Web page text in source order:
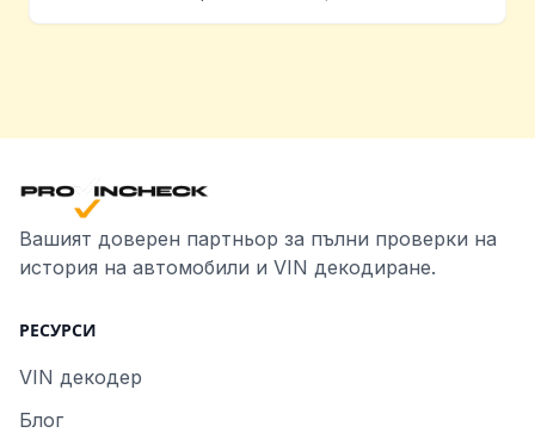
Вашият доверен партньор за пълни проверки на
история на автомобили и VIN декодиране.
РЕСУРСИ
VIN декодер
Блог